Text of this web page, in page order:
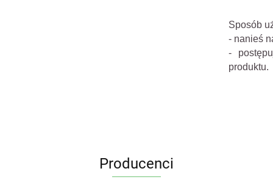
Sposób
- nanieś
-
produktu.
Producenci